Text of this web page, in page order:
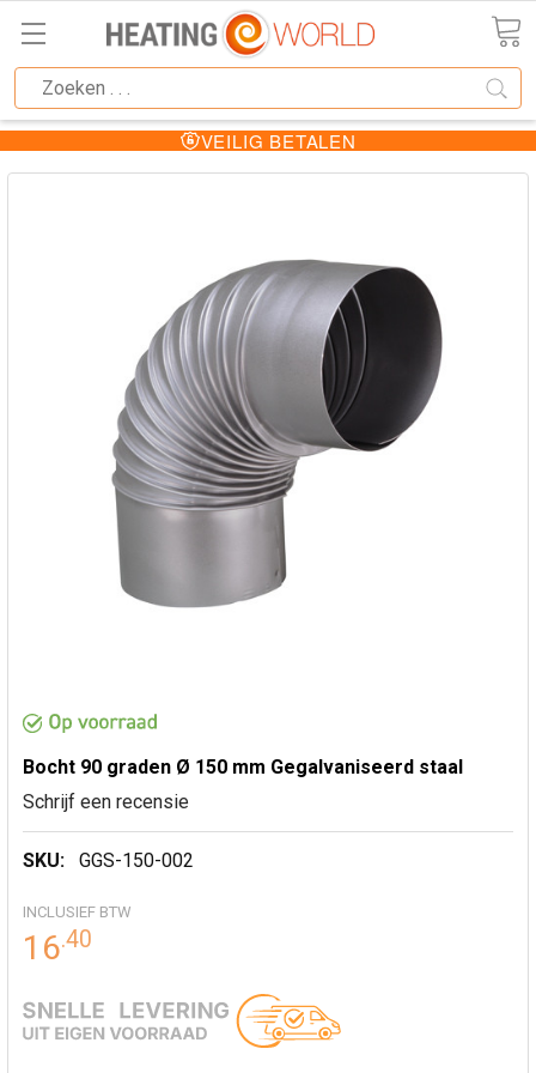
VEILIG BETALEN
Bocht 90 graden Ø 150 mm Gegalvaniseerd staal
Schrijf een recensie
SKU: GGS-150-002
INCLUSIEF BTW
16.40